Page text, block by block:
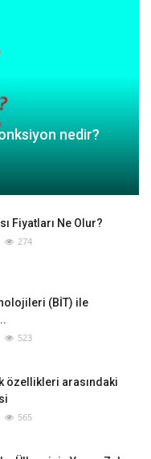
nedir?
Fiyatları Ne Olur?
274
(BİT) ile
523
özellikleri arasındaki
565